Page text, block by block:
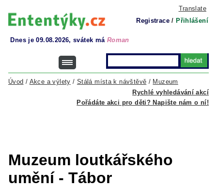
Translate
Registrace / Přihlášení
Dnes je 09.08.2026, svátek má Roman
Rychlé vyhledávání akcí
Úvod / Akce a výlety / Stálá místa k návštěvě / Muzeum
Pořádáte akci pro děti? Napište nám o ní!
Muzeum loutkářského
umění - Tábor